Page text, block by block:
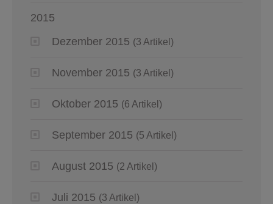
2015
Dezember 2015 (3 Artikel)
November 2015 (3 Artikel)
Oktober 2015 (6 Artikel)
September 2015 (5 Artikel)
August 2015 (2 Artikel)
Juli 2015 (3 Artikel)